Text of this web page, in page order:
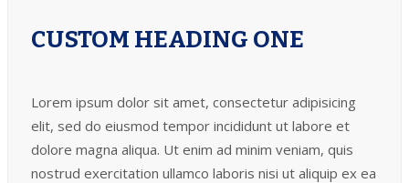
CUSTOM HEADING ONE
Lorem ipsum dolor sit amet, consectetur adipisicing
elit, sed do eiusmod tempor incididunt ut labore et
dolore magna aliqua. Ut enim ad minim veniam, quis
nostrud exercitation ullamco laboris nisi ut aliquip ex ea